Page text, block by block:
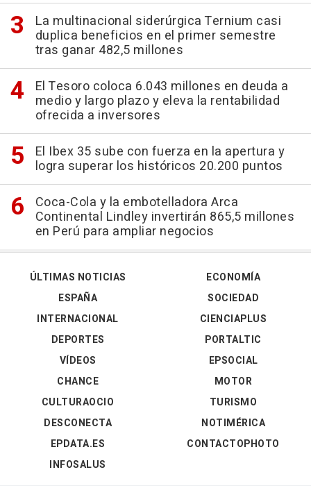
La multinacional siderúrgica Ternium casi
duplica beneficios en el primer semestre
tras ganar 482,5 millones
El Tesoro coloca 6.043 millones en deuda a
medio y largo plazo y eleva la rentabilidad
ofrecida a inversores
El Ibex 35 sube con fuerza en la apertura y
logra superar los históricos 20.200 puntos
Coca-Cola y la embotelladora Arca
Continental Lindley invertirán 865,5 millones
en Perú para ampliar negocios
ÚLTIMAS NOTICIAS
ESPAÑA
INTERNACIONAL
DEPORTES
VÍDEOS
ECONOMÍA
SOCIEDAD
CIENCIAPLUS
PORTALTIC
EPSOCIAL
CHANCE
CULTURAOCIO
DESCONECTA
EPDATA.ES
INFOSALUS
MOTOR
TURISMO
NOTIMÉRICA
CONTACTOPHOTO